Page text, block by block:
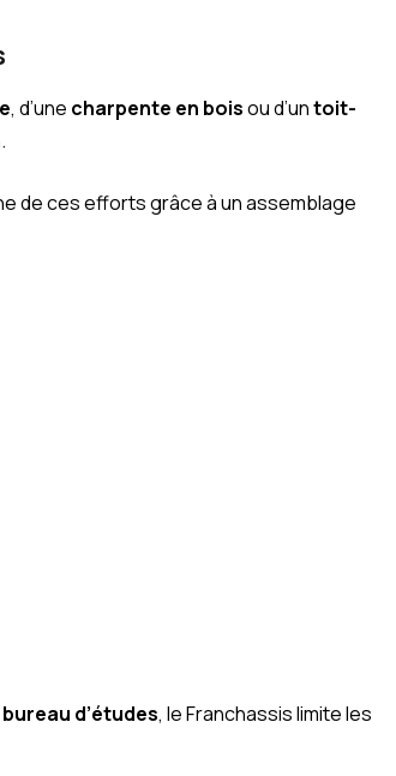
, d’une charpente en boisou d’untoit-
de ces efforts grâce à un assemblage
bureau d’études, le Franchassis limite les